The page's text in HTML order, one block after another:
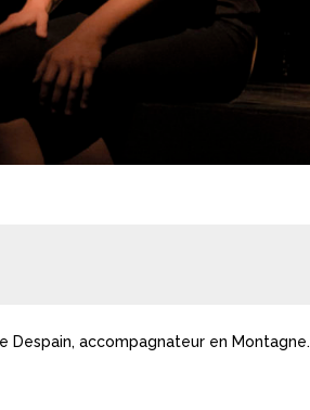
Despain, accompagnateur en Montagne.